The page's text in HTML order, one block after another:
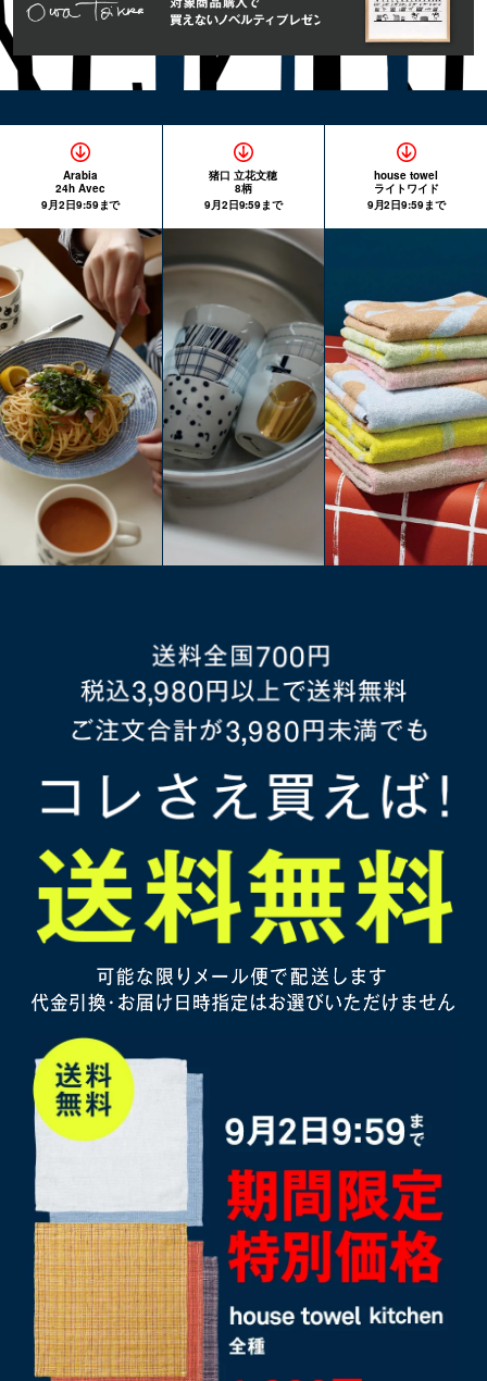
Arabia
24h Avec
9月2日9:59まで
猪口 立花文穂
8柄
9月2日9:59まで
house towel
ライトワイド
9月2日9:59まで